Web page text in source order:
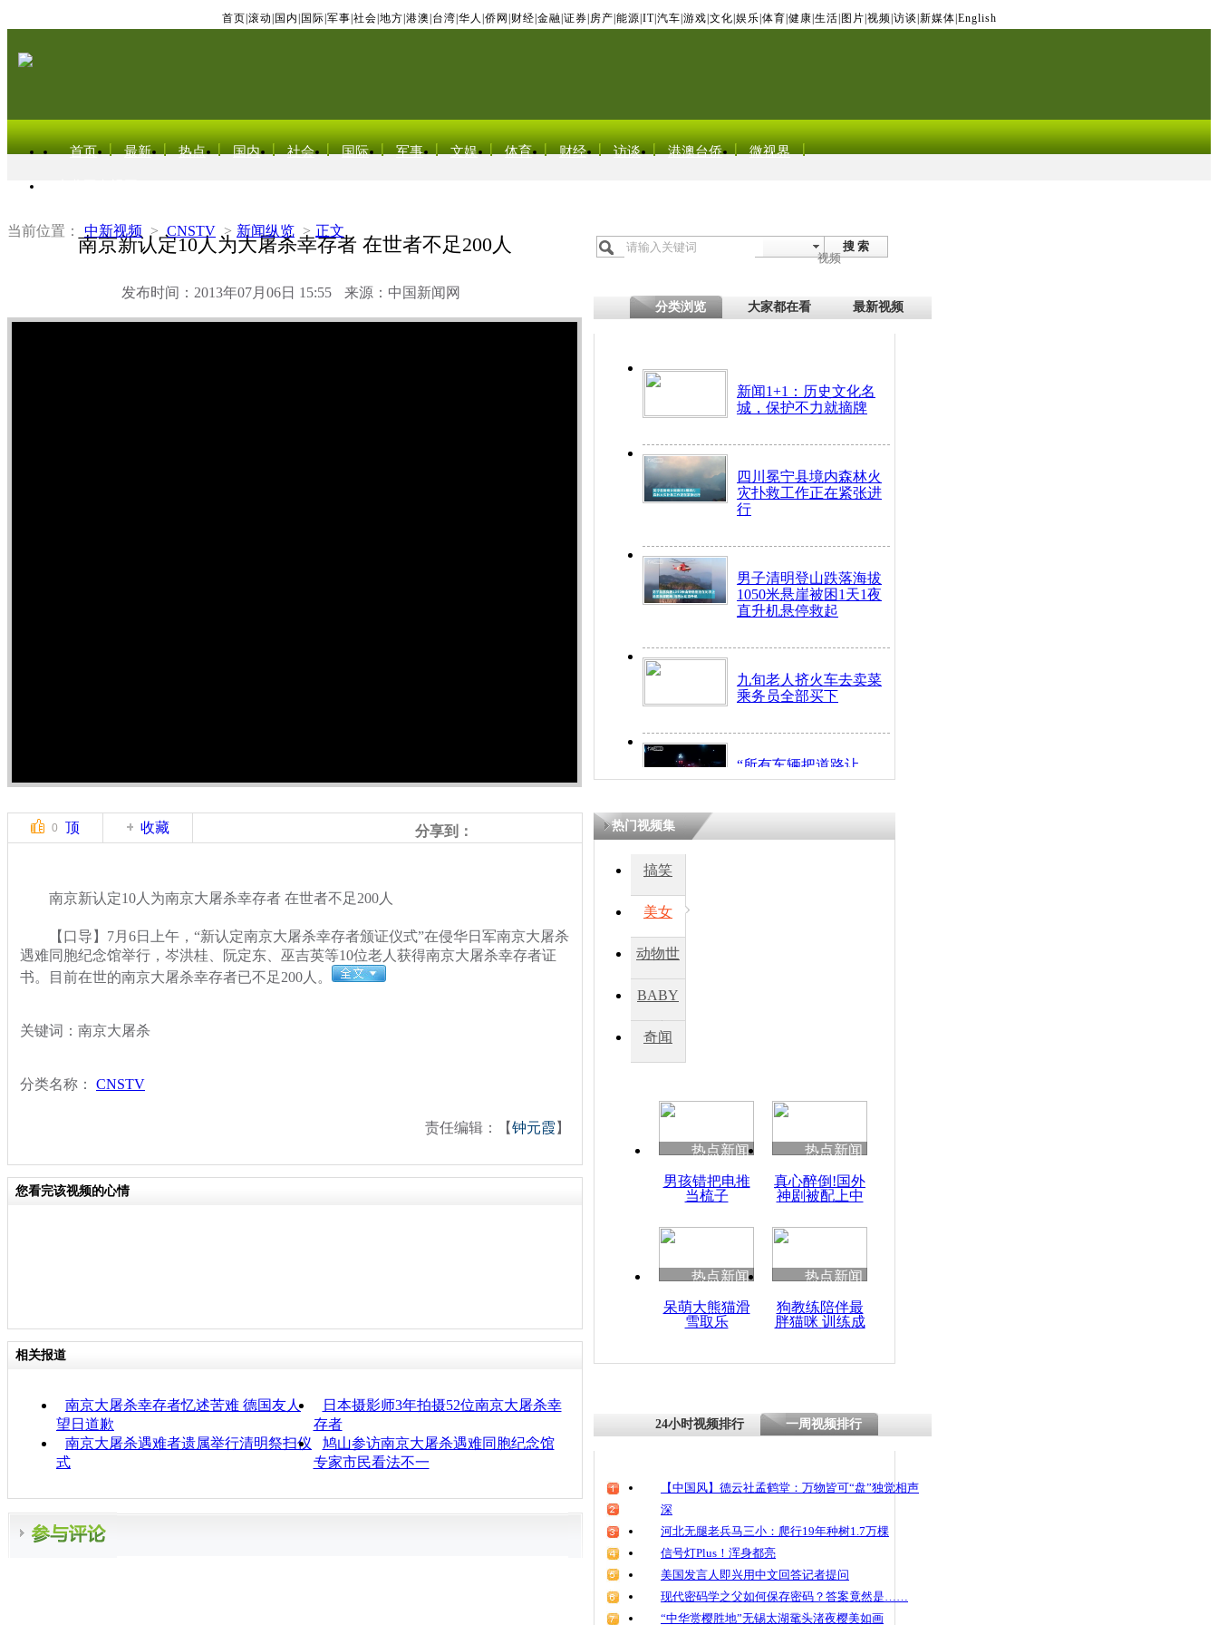
首页 滚动 国内 国际 军事 社会 地方 港澳 台湾 华人 侨网 财经 金融 证券 房产 能源 IT| 汽车 游戏 文化 娱乐 体育 健康 生活 图片 视频 访谈 新媒体 English
首页 最新 热点 国内 社会 国际 军事 文娱 体育 财经 访谈 港澳台侨 微视界
当前位置： 中新视频 > CNSTV > 新闻纵览 > 正文
南京新认定10人为大屠杀幸存者 在世者不足200人
发布时间：2013年07月06日 15:55 来源：中国新闻网
搜 索
视频
分类浏览 大家都在看 最新视频
新闻1+1：历史文化名
城，保护不力就摘牌
四川冕宁县境内森林火
灾扑救工作正在紧张进
行
男子清明登山跌落海拔
1050米悬崖被困1天1夜
直升机悬停救起
九旬老人挤火车去卖菜
乘务员全部买下
“所有车辆把道路让
开！”儿童突发疾病交
四川兴文苗乡上万人欢
度苗族花山节
清明祭英烈 哀思悼忠
南京新认定10人为大屠
0 顶 收藏 分享到：
南京新认定10人为南京大屠杀幸存者 在世者不足200人
【口导】7月6日上午，“新认定南京大屠杀幸存者颁证仪式”在侵华日军南京大屠杀
遇难同胞纪念馆举行，岑洪桂、阮定东、巫吉英等10位老人获得南京大屠杀幸存者证
书。目前在世的南京大屠杀幸存者已不足200人。
关键词：南京大屠杀
分类名称： CNSTV
责任编辑：【钟元霞 】
您看完该视频的心情
相关报道
南京大屠杀幸存者忆述苦难 德国友人
望日道歉
日本摄影师3年拍摄52位南京大屠杀幸
存者
南京大屠杀遇难者遗属举行清明祭扫仪
式
鸠山参访南京大屠杀遇难同胞纪念馆
专家市民看法不一
热门视频集
搞笑
美女
动物世
BABY
秀
奇闻
热点新闻
男孩错把电推
当梳子
热点新闻
真心醉倒!国外
神剧被配上中
热点新闻
呆萌大熊猫滑
雪取乐
热点新闻
狗教练陪伴最
胖猫咪 训练成
24小时视频排行 一周视频排行
【中国风】德云社孟鹤堂：万物皆可“盘”独觉相声
深
河北无腿老兵马三小：爬行19年种树1.7万棵
信号灯Plus！浑身都亮
美国发言人即兴用中文回答记者提问
现代密码学之父如何保存密码？答案竟然是……
“中华赏樱胜地”无锡太湖鼋头渚夜樱美如画